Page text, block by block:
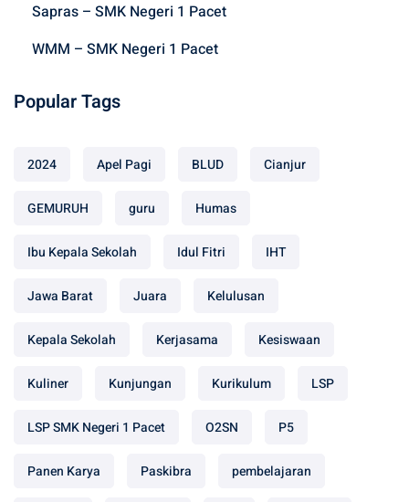
Sapras – SMK Negeri 1 Pacet
WMM – SMK Negeri 1 Pacet
Popular Tags
2024 Apel Pagi BLUD Cianjur
GEMURUH guru Humas
Ibu Kepala Sekolah Idul Fitri IHT
Jawa Barat Juara Kelulusan
Kepala Sekolah Kerjasama Kesiswaan
Kuliner Kunjungan Kurikulum LSP
LSP SMK Negeri 1 Pacet O2SN P5
Panen Karya Paskibra pembelajaran